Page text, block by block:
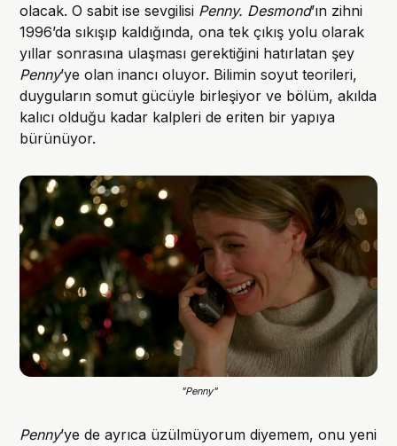
olacak. O sabit ise sevgilisi Penny. Desmond’ın zihni
1996’da sıkışıp kaldığında, ona tek çıkış yolu olarak
yıllar sonrasına ulaşması gerektiğini hatırlatan şey
Penny’ye olan inancı oluyor. Bilimin soyut teorileri,
duyguların somut gücüyle birleşiyor ve bölüm, akılda
kalıcı olduğu kadar kalpleri de eriten bir yapıya
bürünüyor.
"Penny"
Penny’ye de ayrıca üzülmüyorum diyemem, onu yeni